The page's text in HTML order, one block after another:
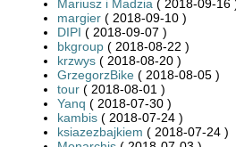
Mariusz i Madzia ( 2018-09-16
margier ( 2018-09-10 )
DIPI ( 2018-09-07 )
bkgroup ( 2018-08-22 )
krzwys ( 2018-08-20 )
GrzegorzBike ( 2018-08-05 )
tour ( 2018-08-01 )
Yanq ( 2018-07-30 )
kambis ( 2018-07-24 )
ksiazezbajkiem ( 2018-07-24 )